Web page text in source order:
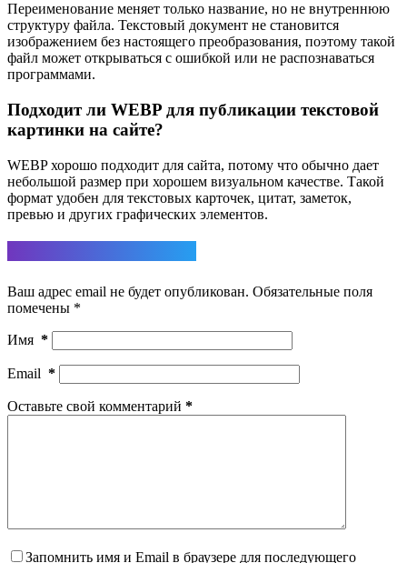
Переименование меняет только название, но не внутреннюю
структуру файла. Текстовый документ не становится
изображением без настоящего преобразования, поэтому такой
файл может открываться с ошибкой или не распознаваться
программами.
Подходит ли WEBP для публикации текстовой
картинки на сайте?
WEBP хорошо подходит для сайта, потому что обычно дает
небольшой размер при хорошем визуальном качестве. Такой
формат удобен для текстовых карточек, цитат, заметок,
превью и других графических элементов.
Ваш адрес email не будет опубликован. Обязательные поля
помечены *
Имя *
Email *
Оставьте свой комментарий *
Запомнить имя и Email в браузере для последующего